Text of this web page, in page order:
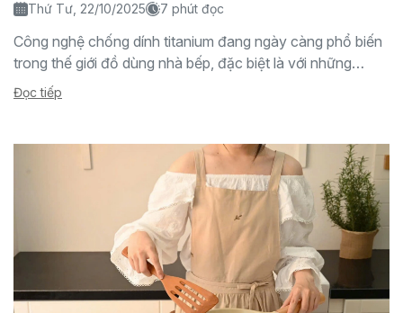
Thứ Tư, 22/10/2025 7 phút đọc
Công nghệ chống dính titanium đang ngày càng phổ biến
trong thế giới đồ dùng nhà bếp, đặc biệt là với những
người tiêu dùng quan...
Đọc tiếp